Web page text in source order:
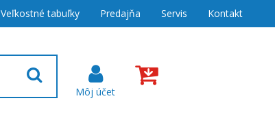
Veľkostné tabuľky Predajňa Servis Kontakt